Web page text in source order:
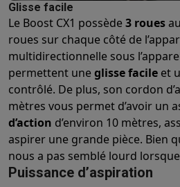
Ambiance & confort
DivertissementSmart TVEnceintes
CuisineRéfrigérateurs connectés
Ménage & santé Lave-linge
Produits éco
Éco-chèques
Éco-chèques info Tous les produits
Reconditionné
Smartphones reconditionnés
Ménage
Machines à laver avec des éco-
Glisse facile
Le Boost CX1 possède3 roues
roues sur chaque côté de
multidirectionnelle sous
permettent uneglisse facile et
contrôlé. De plus, son cordon
mètres vous permet d’avoir un
d’action d’environ 10 mètres,
aspirer une grande pièce. Bien
nous a pas semblé lourd
Puissance d’aspiration